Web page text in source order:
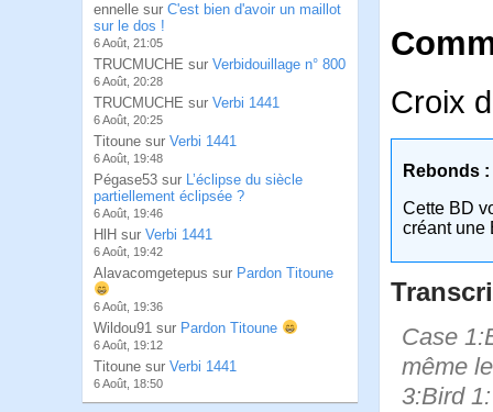
ennelle sur C'est bien d'avoir un maillot
sur le dos !
6 Août, 21:05
TRUCMUCHE sur Verbidouillage n° 800
6 Août, 20:28
TRUCMUCHE sur Verbi 1441
6 Août, 20:25
Titoune sur Verbi 1441
6 Août, 19:48
Pégase53 sur L’éclipse du siècle
partiellement éclipsée ?
6 Août, 19:46
HlH sur Verbi 1441
6 Août, 19:42
Alavacomgetepus sur Pardon Titoune
6 Août, 19:36
Wildou91 sur Pardon Titoune
6 Août, 19:12
Titoune sur Verbi 1441
6 Août, 18:50
Croix
Rebonds :
Cette BD
créant une
Case
même
3:Bird